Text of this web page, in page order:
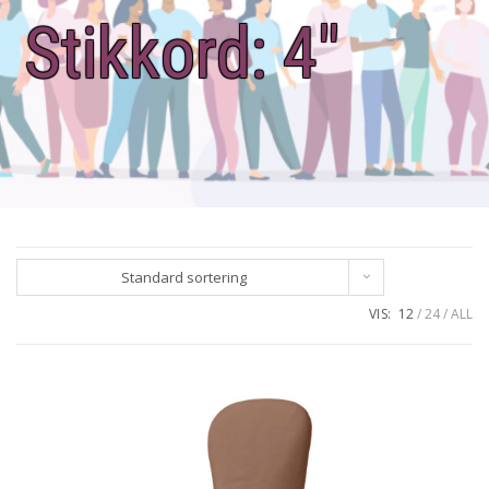
Stikkord:4"
Standard sortering
VIS: 12 24 ALL